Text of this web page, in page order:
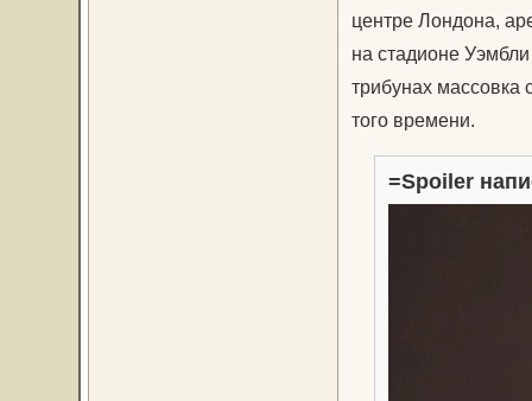
центре Лондона,
на стадионе
трибунах
того времени.
=Spoiler